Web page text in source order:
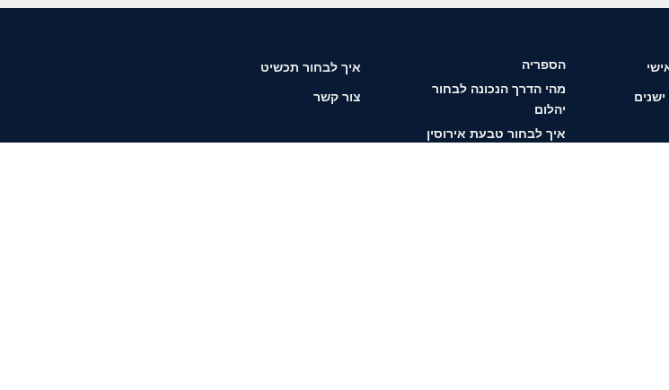
הספריה
מהי הדרך הנכונה לבחור
יהלום
איך לבחור טבעת אירוסין
איך לבחור תכשיט
צור קשר